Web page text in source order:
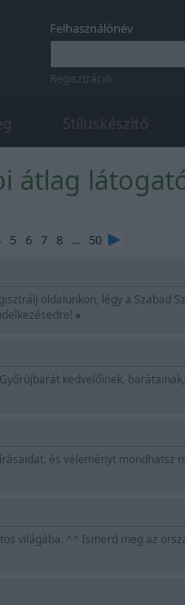
Felhasználónév
Regisztráció
Stíluskészítő
átlag
5 6 7 8 ...
50
oldalunkon, légy a Szabad
»
kedvelőinek,
és véleményt mondhatsz
világába. ^^ Ismerd meg az